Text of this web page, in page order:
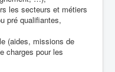
les secteurs et métiers
pré qualifiantes,
(aides, missions de
charges pour les